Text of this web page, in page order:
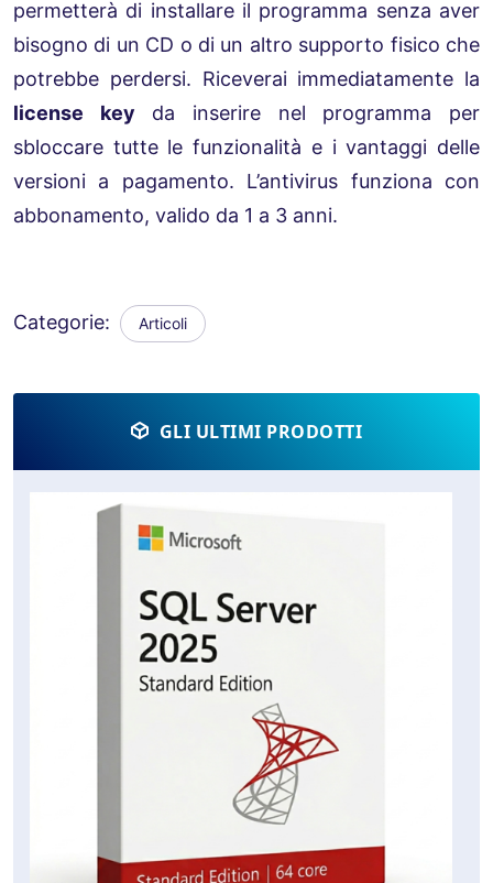
permetterà di installare il programma senza aver
bisogno di un CD o di un altro supporto fisico che
potrebbe perdersi. Riceverai immediatamente la
license key da inserire nel programma per
sbloccare tutte le funzionalità e i vantaggi delle
versioni a pagamento. L’antivirus funziona con
abbonamento, valido da 1 a 3 anni.
Categorie: Articoli
GLI ULTIMI PRODOTTI